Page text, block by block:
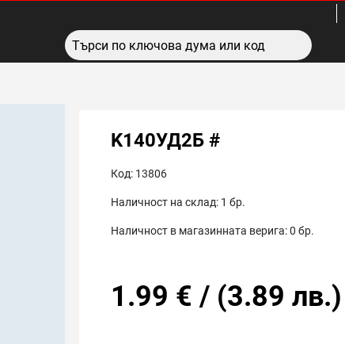
K140УД2Б #
Код: 13806
Наличност на склад: 1 бр.
Наличност в магазинната верига:0 бр.
1.99 € / (3.89 лв.)